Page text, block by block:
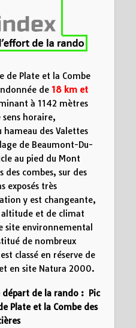
15
de Plate et la Combe
de 18 kmet
à 1142 mètres
horaire,
des Valettes
de Beaumont-Du-
au pied du Mont
des combes, sur des
exposés très
y est changeante,
et de climat
site environnemental
de nombreux
classé en réserve de
et en site Natura 2000.
de la rando : Pic
Plate et la Combe des